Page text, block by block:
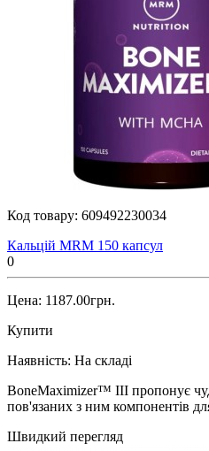
Код товару: 609492230034
Кальцій MRM 150 капсул
0
Цена: 1187.00грн.
Купити
Наявність: На складі
BoneMaximizer™ III пропонує
пов'язаних з ним компонентів
Швидкий перегляд